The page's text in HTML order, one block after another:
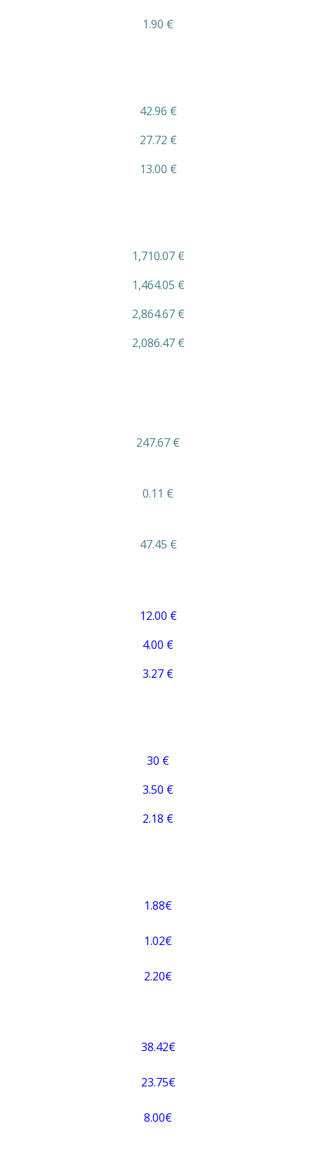
1.90 €
42.96 €
27.72 €
13.00 €
1,710.07 €
1,464.05 €
2,864.67 €
2,086.47 €
247.67 €
0.11 €
47.45 €
12.00 €
4.00 €
3.27 €
30 €
3.50 €
2.18 €
1.88€
1.02€
2.20€
38.42€
23.75€
8.00€